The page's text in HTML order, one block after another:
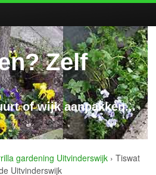
Zelf
of wijk aanpakken...
gardening Uitvinderswijk › Tiswat
Uitvinderswijk